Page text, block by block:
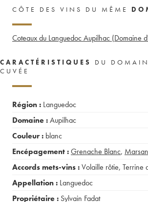
CÔTE DES VINS DU MÊME
Coteaux du Languedoc Aupilhac (Domaine
CARACTÉRISTIQUES
DU
CUVÉE
Région : Languedoc
Domaine :Aupilhac
Couleur : blanc
Encépagement :Grenache Blanc,
Accords mets-vins :Volaille rôtie, Terrine
Appellation : Languedoc
Propriétaire : Sylvain Fadat